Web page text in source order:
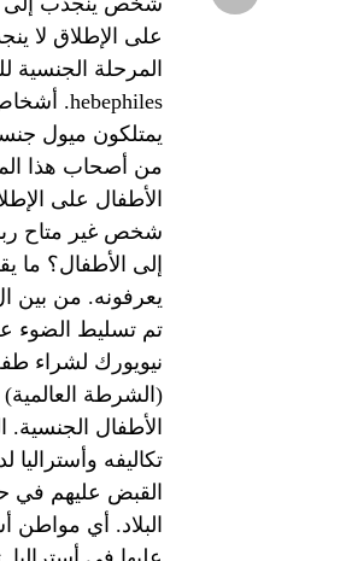
على الإطلاق لا
المرحلة
يمتلكون ميول
من أصحاب هذا
الأطفال على
شخص غير متاح
تم تسليط الضوء
(الشرطة
الأطفال
تكاليفه
القبض عليهم في
البلاد. أي